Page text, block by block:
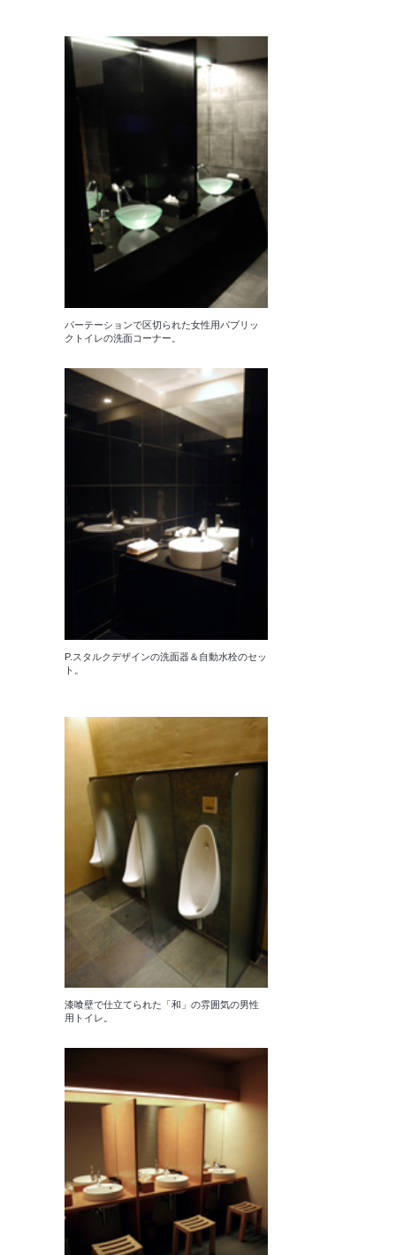
パーテーションで区切られた女性用パブリッ
クトイレの洗面コーナー。
P.スタルクデザインの洗面器＆自動水栓のセッ
ト。
漆喰壁で仕立てられた「和」の雰囲気の男性
用トイレ。